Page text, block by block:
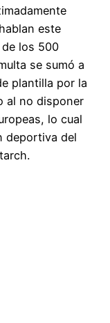
este
los 500
se sumó a
plantilla por la
al no disponer
lo cual
deportiva del